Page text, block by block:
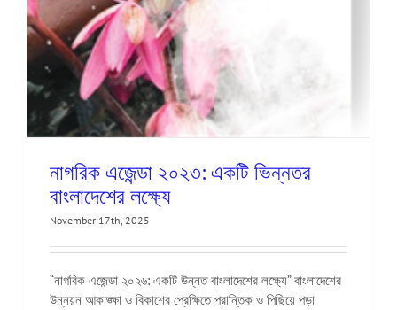
নাগরিক এজেন্ডা ২০২৩: একটি ভিন্নতর
বাংলাদেশের লক্ষ্যে
November 17th, 2025
“নাগরিক এজেন্ডা ২০২৬: একটি উন্নত বাংলাদেশের লক্ষ্যে” বাংলাদেশের
উন্নয়ন আকাঙ্ক্ষা ও বিকাশের প্রেক্ষিতে প্রান্তিক ও পিছিয়ে পড়া